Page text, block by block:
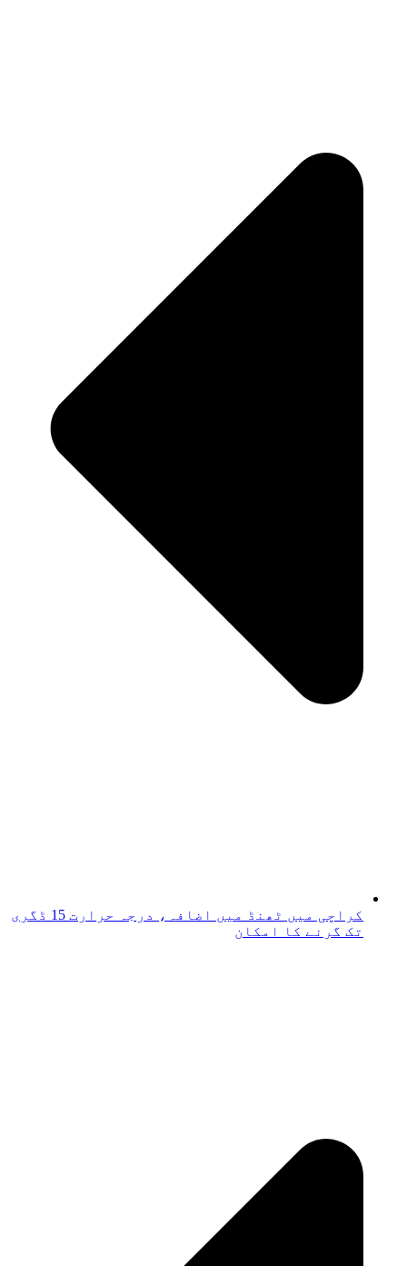
کراچی میں ٹھنڈ میں اضافہ، درجہ حرارت 15 ڈگری
تک گرنے کا امکان